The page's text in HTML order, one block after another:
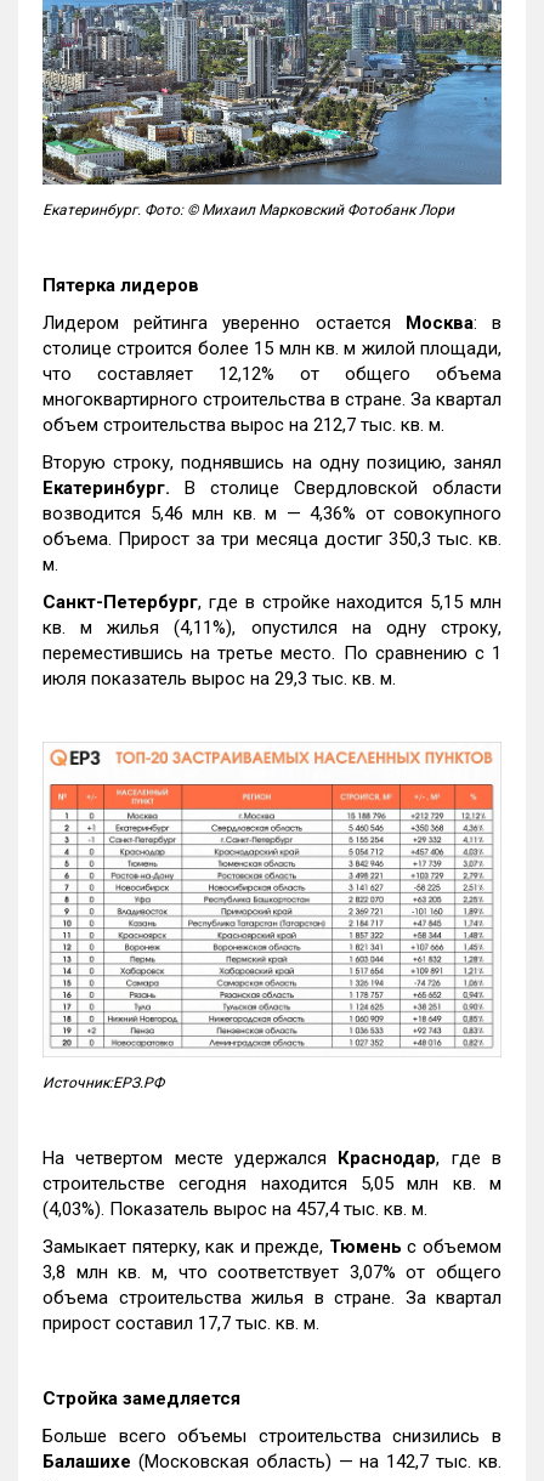
Екатеринбург. Фото: © Михаил Марковский Фотобанк Лори
Пятерка лидеров
Лидером рейтинга уверенно остается
Москва: в
столице строится более 15 млн кв. м жилой площади,
что составляет 12,12% от общего объема
многоквартирного строительства в стране. За квартал
объем строительства вырос на 212,7 тыс. кв. м.
Вторую строку, поднявшись на одну позицию, занял
Екатеринбург.
В столице Свердловской области
возводится 5,46 млн кв. м — 4,36% от совокупного
объема. Прирост за три месяца достиг 350,3 тыс. кв.
м.
Санкт-Петербург, где в стройке находится 5,15 млн
кв. м жилья (4,11%), опустился на одну строку,
переместившись на третье место. По сравнению с 1
июля показатель вырос на 29,3 тыс. кв. м.
Источник:ЕРЗ.РФ
На четвертом месте удержался Краснодар, где в
строительстве сегодня находится 5,05 млн кв. м
(4,03%). Показатель вырос на 457,4 тыс. кв. м.
Замыкает пятерку, как и прежде, Тюмень с объемом
3,8 млн кв. м, что соответствует 3,07% от общего
объема строительства жилья в стране. За квартал
прирост составил 17,7 тыс. кв. м.
Стройка замедляется
Больше всего объемы строительства снизились в
Балашихе (Московская область) — на 142,7 тыс. кв.